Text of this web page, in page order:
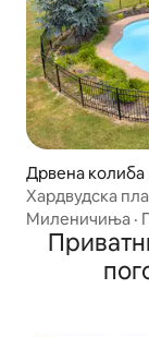
Дрвена колиба
Хардвудска
поглед
Миленичиња ·